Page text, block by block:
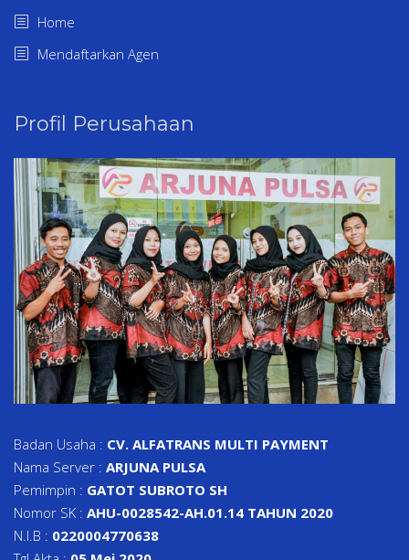
Home
Mendaftarkan Agen
Profil Perusahaan
Badan Usaha : CV. ALFATRANS MULTI PAYMENT
Nama Server : ARJUNA PULSA
Pemimpin : GATOT SUBROTO SH
Nomor SK : AHU-0028542-AH.01.14 TAHUN 2020
N.I.B : 0220004770638